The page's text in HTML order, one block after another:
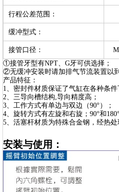
行程公差范围：
缓冲型式：
接管口径：
①接管牙型有NPT、G牙可供选择；
②无缓冲安装时请加排气节流装置以
产品特征：
1、密封件材质保证了气缸在各种条件
2、三导向槽结构,导向精度高；
3、工作方式有单边与双边（90°）；
4、旋转方式有左旋和右旋；90°和180°
5、活塞杆材质为特殊合金钢，经热处
安装与使用：